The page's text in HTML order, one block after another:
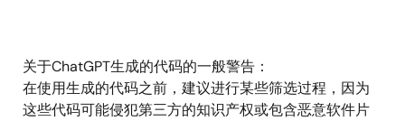
关于ChatGPT生成的代码的一般警告：
在使用生成的代码之前，建议进行某些筛选过程，因为
这些代码可能侵犯第三方的知识产权或包含恶意软件片